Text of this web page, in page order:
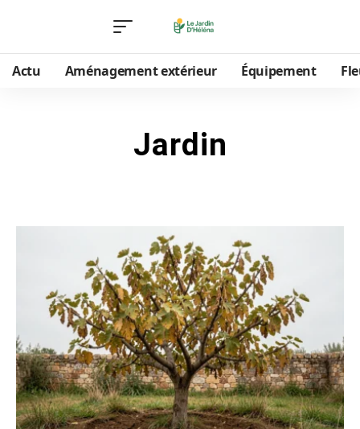
Actu Aménagement extérieur Équipement
Jardin